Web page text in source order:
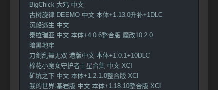
BigChick 大鸡 中文
古树旋律 DEEMO 中文 本体+1.13.0升补+1DLC
沉船逃生 中文
泰拉瑞亚 中文 本体+4.0.6整合版 魔改10.2.0
暗黑地牢
刀剑乱舞无双 港版中文 本体+1.0.1+10DLC
棉花小魔女守护者土星合集 中文 XCI
矿坑之下 中文 本体+1.2.1.0整合版 XCI
我的世界:基岩版 中文 本体+1.18.10整合版 XCI